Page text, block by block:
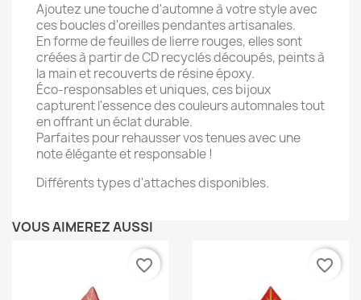
Ajoutez une touche d'automne à votre style avec
ces boucles d'oreilles pendantes artisanales.
En forme de feuilles de lierre rouges, elles sont
créées à partir de CD recyclés découpés, peints à
la main et recouverts de résine époxy.
Éco-responsables et uniques, ces bijoux
capturent l'essence des couleurs automnales tout
en offrant un éclat durable.
Parfaites pour rehausser vos tenues avec une
note élégante et responsable !
Différents types d'attaches disponibles.
VOUS AIMEREZ AUSSI
favorite_border favorite_border